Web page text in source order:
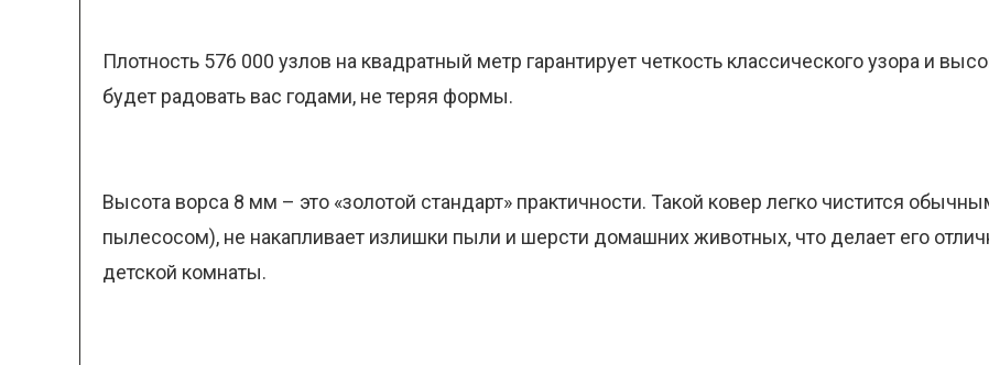
Плотность 576 000 узлов на квадратный метр гарантирует четкость классического узора и
будет радовать вас годами, не теряя формы.
Высота ворса 8 мм – это «золотой стандарт» практичности. Такой ковер легко чистится
пылесосом), не накапливает излишки пыли и шерсти домашних животных, что делает его
детской комнаты.